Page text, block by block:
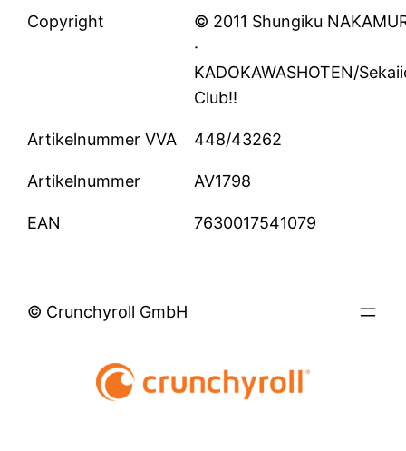
Copyright
© 2011 Shungiku
·
KADOKAWASHOTEN/
Club!!
Artikelnummer VVA 448/43262
Artikelnummer AV1798
EAN 7630017541079
© Crunchyroll GmbH